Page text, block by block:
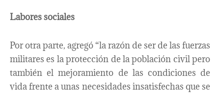
Labores sociales
Por otra parte, agregó “la razón de ser de las fuerzas
militares es la protección de la población civil pero
también el mejoramiento de las condiciones de
vida frente a unas necesidades insatisfechas que se